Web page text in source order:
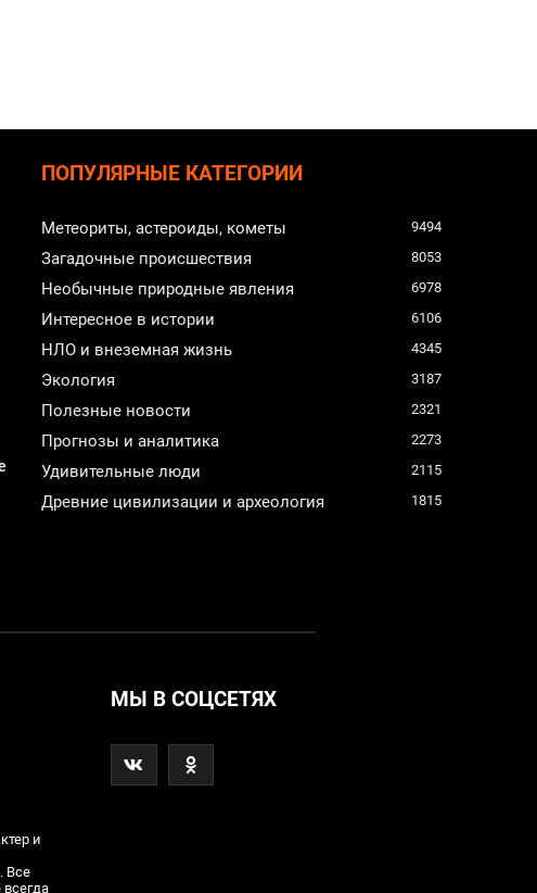
ПОПУЛЯРНЫЕ КАТЕГОРИИ
Метеориты, астероиды, кометы 9494
Загадочные происшествия 8053
Необычные природные явления 6978
Интересное в истории 6106
НЛО и внеземная жизнь 4345
Экология 3187
Полезные новости 2321
Прогнозы и аналитика 2273
Удивительные люди 2115
Древние цивилизации и археология 1815
и
Все
МЫ В СОЦСЕТЯХ